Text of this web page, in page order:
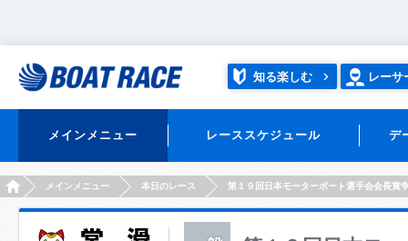
知る楽しむ レーサ
メインメニュー レーススケジュール デ
HOMEメインメニュー 本日のレース 第１９回日本モーターボート選手会会長賞